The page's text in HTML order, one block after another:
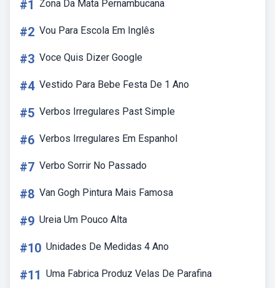
#1 Zona Da Mata Pernambucana
#2 Vou Para Escola Em Inglês
#3 Voce Quis Dizer Google
#4 Vestido Para Bebe Festa De 1 Ano
#5 Verbos Irregulares Past Simple
#6 Verbos Irregulares Em Espanhol
#7 Verbo Sorrir No Passado
#8 Van Gogh Pintura Mais Famosa
#9 Ureia Um Pouco Alta
#10 Unidades De Medidas 4 Ano
#11 Uma Fabrica Produz Velas De Parafina